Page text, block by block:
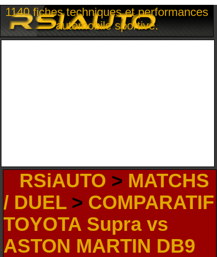
1140 fiches techniques et performances
automobile sportive.
RSiAUTO > MATCHS
/ DUEL> COMPARATIF
TOYOTA Supra vs
ASTON MARTIN DB9